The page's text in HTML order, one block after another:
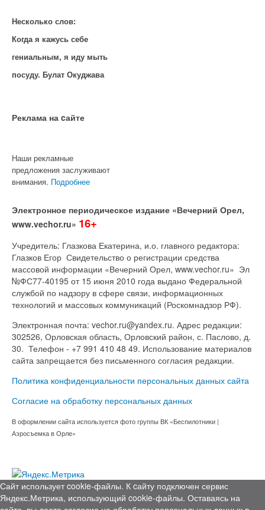
Несколько слов:
Когда я кажусь себе
гениальным, я иду мыть
посуду. Булат Окуджава
Реклама на cайте
Наши рекламные
предложения заслуживают
внимания. Подробнее
Электронное периодическое издание «Вечерний Орел,
www.vechor.ru» 16+
Учредитель: Глазкова Екатерина, и.о. главного редактора:
Глазков Егор Свидетельство о регистрации средства
массовой информации «Вечерний Орел, www.vechor.ru» Эл
№ФС77-40195 от 15 июня 2010 года выдано Федеральной
службой по надзору в сфере связи, информационных
технологий и массовых коммуникаций (Роскомнадзор РФ).
Электронная почта: vechor.ru@yandex.ru. Адрес редакции:
302526, Орловская область, Орловский район, с. Паслово, д.
30. Телефон - +7 991 410 48 49. Использование материалов
сайта запрещается без письменного согласия редакции.
Политика конфиденциальности персональных данных сайта
Согласие на обработку персональных данных
В оформлении сайта используется фото группы ВК «Беспилотники |
Аэросъемка в Орле»
Сайт использует cookie-файлы. К cайту подключен сервис
Яндекс.Метрика, использующий cookie-файлы. Оставаясь на